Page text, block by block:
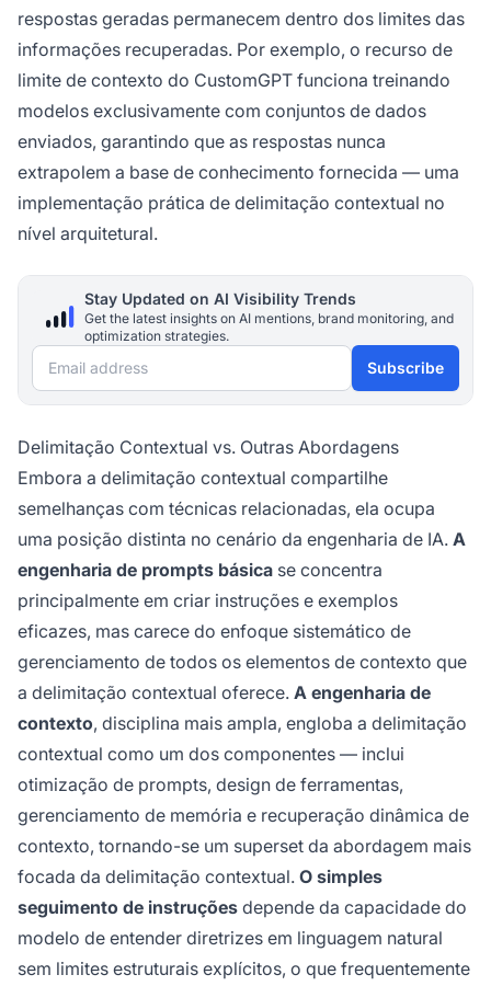
respostas geradas permanecem dentro dos limites das
informações recuperadas. Por exemplo, o recurso de
limite de contexto do CustomGPT funciona treinando
modelos exclusivamente com conjuntos de dados
enviados, garantindo que as respostas nunca
extrapolem a base de conhecimento fornecida — uma
implementação prática de delimitação contextual no
nível arquitetural.
Stay Updated on AI Visibility Trends
Get the latest insights on AI mentions, brand monitoring, and
optimization strategies.
Email address Subscribe
Delimitação Contextual vs. Outras Abordagens
Embora a delimitação contextual compartilhe
semelhanças com técnicas relacionadas, ela ocupa
uma posição distinta no cenário da engenharia de IA. A
engenharia de prompts básica se concentra
principalmente em criar instruções e exemplos
eficazes, mas carece do enfoque sistemático de
gerenciamento de todos os elementos de contexto que
a delimitação contextual oferece. A engenharia de
contexto, disciplina mais ampla, engloba a delimitação
contextual como um dos componentes — inclui
otimização de prompts, design de ferramentas,
gerenciamento de memória e recuperação dinâmica de
contexto, tornando-se um superset da abordagem mais
focada da delimitação contextual. O simples
seguimento de instruções depende da capacidade do
modelo de entender diretrizes em linguagem natural
sem limites estruturais explícitos, o que frequentemente